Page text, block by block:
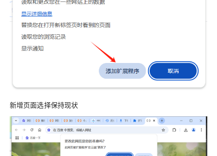
新增页面选择保持现状